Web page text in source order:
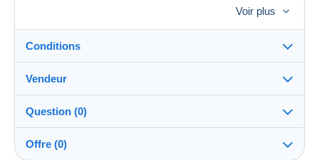
Voir plus
Conditions
Destination :
Voir la liste des pays
Remise en main propre :
Oui
Vendeur
buchkeller100%(30x)
Question (0)
Offre (0)